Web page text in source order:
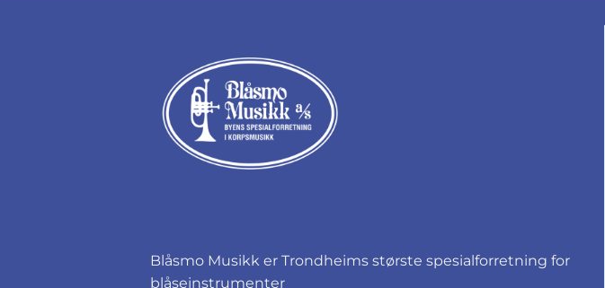
Blåsmo Musikk er Trondheims største spesialforretning for
blåseinstrumenter